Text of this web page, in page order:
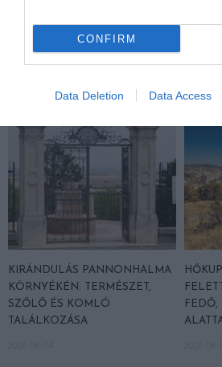
CONFIRM
Data Deletion Data Access
HASONLÓ ÉRDEKESSÉGEK
KIRÁNDULÁS PANNONHALMA
KÖRNYÉKÉN: TERMÉSZET,
SZŐLŐ ÉS KOMLÓ
TALÁLKOZÁSA
FEDŐ,